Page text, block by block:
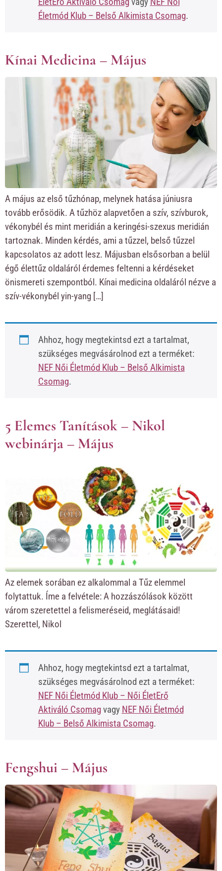
Életmód Klub – Belső Alkimista Csomag.
Kínai Medicina – Május
A május az első tűzhónap, melynek hatása júniusra
tovább erősödik. A tűzhöz alapvetően a szív, szívburok,
vékonybél és mint meridián a keringési-szexus meridián
tartoznak. Minden kérdés, ami a tűzzel, belső tűzzel
kapcsolatos az adott lesz. Májusban elsősorban a belül
égő élettűz oldaláról érdemes feltenni a kérdéseket
önismereti szempontból. Kínai medicina oldaláról nézve a
szív-vékonybél yin-yang […]
Ahhoz, hogy megtekintsd ezt a tartalmat,
szükséges megvásárolnod ezt a terméket:
NEF Női Életmód Klub – Belső Alkimista
Csomag.
5 Elemes Tanítások – Nikol
webinárja – Május
Az elemek sorában ez alkalommal a Tűz elemmel
folytattuk. Íme a felvétele: A hozzászólások között
várom szeretettel a felismeréseid, meglátásaid!
Szerettel, Nikol
Ahhoz, hogy megtekintsd ezt a tartalmat,
szükséges megvásárolnod ezt a terméket:
NEF Női Életmód Klub – Női ÉletErő
Aktiváló Csomagvagy NEF Női Életmód
Klub – Belső Alkimista Csomag.
Fengshui – Május